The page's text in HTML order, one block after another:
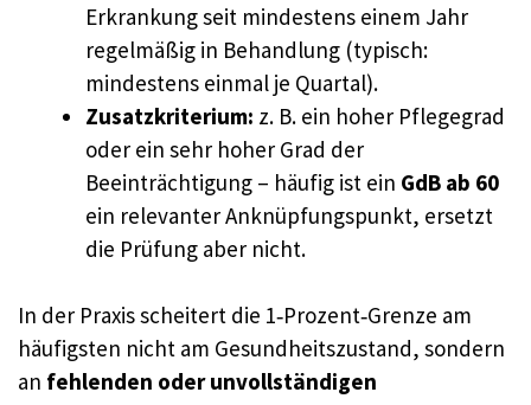
Erkrankung seit mindestens einem Jahr
regelmäßig in Behandlung (typisch:
mindestens einmal je Quartal).
Zusatzkriterium: z. B. ein hoher Pflegegrad
oder ein sehr hoher Grad der
Beeinträchtigung – häufig ist ein GdB ab 60
ein relevanter Anknüpfungspunkt, ersetzt
die Prüfung aber nicht.
In der Praxis scheitert die 1‑Prozent‑Grenze am
häufigsten nicht am Gesundheitszustand, sondern
an fehlenden oder unvollständigen